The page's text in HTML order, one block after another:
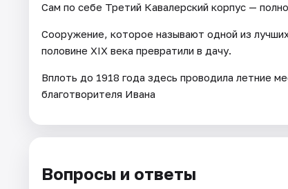
Сам по себе Третий Кавалерский корпус —
Сооружение, которое называют одной из
половине XIX века превратили в дачу.
Вплоть до 1918 года здесь проводила летние
благотворителя Ивана
Вопросы и ответы